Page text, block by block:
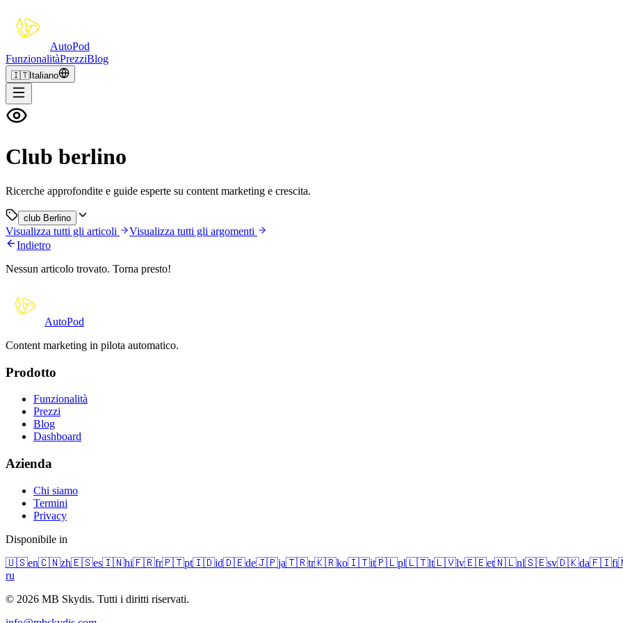
AutoPod
FunzionalitàPrezziBlog
🇮🇹Italiano
Club berlino
Ricerche approfondite e guide esperte su content marketing e crescita.
club Berlino
Visualizza tutti gli articoli
Visualizza tutti gli argomenti
Indietro
Nessun articolo trovato. Torna presto!
AutoPod
Content marketing in pilota automatico.
Prodotto
Funzionalità
Prezzi
Blog
Dashboard
Azienda
Chi siamo
Termini
Privacy
Disponibile in
🇺🇸en🇨🇳zh🇪🇸es🇮🇳hi🇫🇷fr🇵🇹pt🇮🇩id🇩🇪de🇯🇵ja🇹🇷tr🇰🇷ko🇮🇹it🇵🇱pl🇱🇹lt🇱🇻lv🇪🇪et🇳🇱nl🇸🇪sv🇩🇰da🇫🇮fi
ru
© 2026 MB Skydis. Tutti i diritti riservati.